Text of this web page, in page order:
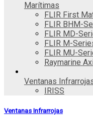
Marítimas
FLIR First
FLIR BHM-
FLIR MD-
FLIR M-
FLIR MU-
Raymarine
Ventanas
IRISS
Ventanas Infrarrojas